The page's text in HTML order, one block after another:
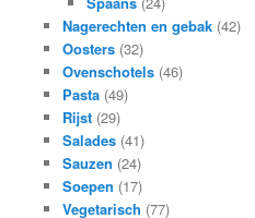
Nagerechten en gebak(42)
Oosters(32)
Ovenschotels(46)
Pasta(49)
Rijst(29)
Salades(41)
Sauzen (24)
Soepen (17)
Vegetarisch (77)